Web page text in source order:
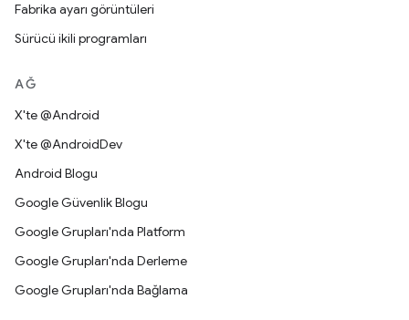
Fabrika ayarı görüntüleri
Sürücü ikili programları
AĞ
X'te @Android
X'te @AndroidDev
Android Blogu
Google Güvenlik Blogu
Google Grupları'nda Platform
Google Grupları'nda Derleme
Google Grupları'nda Bağlama